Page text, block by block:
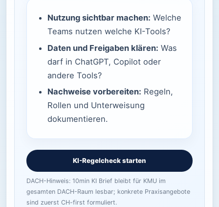
Nutzung sichtbar machen: Welche
Teams nutzen welche KI-Tools?
Daten und Freigaben klären: Was
darf in ChatGPT, Copilot oder
andere Tools?
Nachweise vorbereiten: Regeln,
Rollen und Unterweisung
dokumentieren.
KI-Regelcheck starten
DACH-Hinweis: 10min KI Brief bleibt für KMU im
gesamten DACH-Raum lesbar; konkrete Praxisangebote
sind zuerst CH-first formuliert.